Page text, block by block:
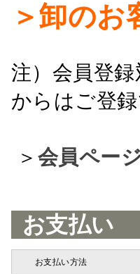
＞卸のお
注）会員登
からはご登録
＞ 会員ペー
お支払い
お支払い方法